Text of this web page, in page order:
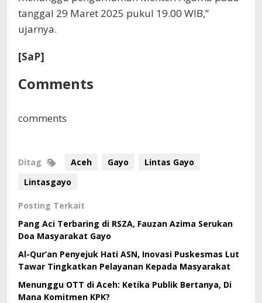
tanggal 29 Maret 2025 pukul 19.00 WIB,”
ujarnya.
[SaP]
Comments
comments
Ditag Aceh Gayo
Lintas Gayo
Lintasgayo
Posting Terkait
Pang Aci Terbaring di RSZA, Fauzan Azima Serukan
Doa Masyarakat Gayo
Al-Qur’an Penyejuk Hati ASN, Inovasi Puskesmas Lut
Tawar Tingkatkan Pelayanan Kepada Masyarakat
Menunggu OTT di Aceh: Ketika Publik Bertanya, Di
Mana Komitmen KPK?